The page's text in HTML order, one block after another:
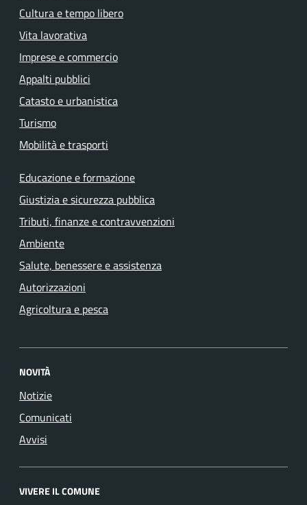
Cultura e tempo libero
Vita lavorativa
Imprese e commercio
Appalti pubblici
Catasto e urbanistica
Turismo
Mobilità e trasporti
Educazione e formazione
Giustizia e sicurezza pubblica
Tributi, finanze e contravvenzioni
Ambiente
Salute, benessere e assistenza
Autorizzazioni
Agricoltura e pesca
NOVITÀ
Notizie
Comunicati
Avvisi
VIVERE IL COMUNE